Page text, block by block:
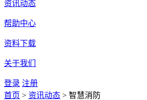
资讯动态
帮助中心
资料下载
关于我们
登录 注册
首页 > 资讯动态 > 智慧消防